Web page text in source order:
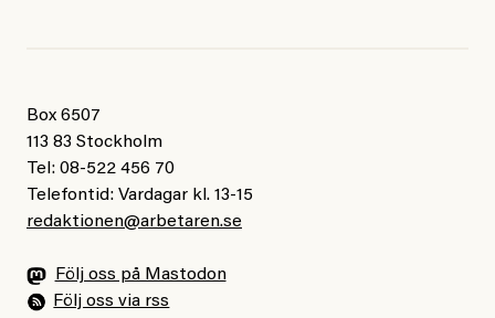
Box 6507
113 83 Stockholm
Tel: 08-522 456 70
Telefontid: Vardagar kl. 13-15
redaktionen@arbetaren.se
Följ oss på Mastodon
Följ oss via rss